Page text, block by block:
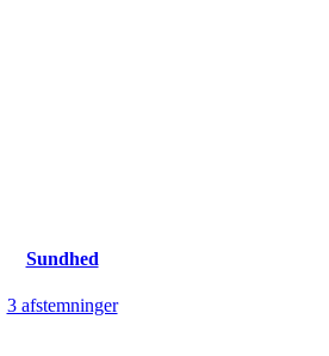
Sundhed
3 afstemninger